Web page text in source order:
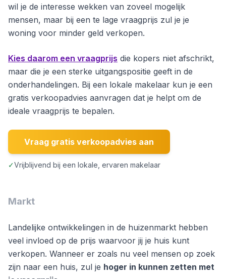
wil je de interesse wekken van zoveel mogelijk
mensen, maar bij een te lage vraagprijs zul je je
woning voor minder geld verkopen.
Kies daarom een vraagprijs die kopers niet afschrikt,
maar die je een sterke uitgangspositie geeft in de
onderhandelingen. Bij een lokale makelaar kun je een
gratis verkoopadvies aanvragen dat je helpt om de
ideale vraagprijs te bepalen.
Vraag gratis verkoopadvies aan
✓Vrijblijvend bij een lokale, ervaren makelaar
Markt
Landelijke ontwikkelingen in de huizenmarkt hebben
veel invloed op de prijs waarvoor jij je huis kunt
verkopen. Wanneer er zoals nu veel mensen op zoek
zijn naar een huis, zul je hoger in kunnen zetten met